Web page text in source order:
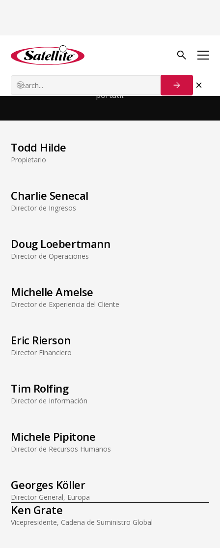
Liderazgo Ejecutivo
Innovadores líderes en la industria del saneamiento
portátil.
Todd Hilde
Propietario
Charlie Senecal
Director de Ingresos
Doug Loebertmann
Director de Operaciones
Michelle Amelse
Director de Experiencia del Cliente
Eric Rierson
Director Financiero
Tim Rolfing
Director de Información
Michele Pipitone
Director de Recursos Humanos
Georges Köller
Director General, Europa
Ken Grate
Vicepresidente, Cadena de Suministro Global